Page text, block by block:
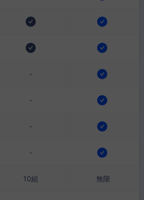
-
-
-
-
10組 無限